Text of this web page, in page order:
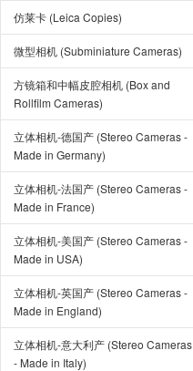
仿莱卡 (Leica Copies)
微型相机 (Subminiature Cameras)
方镜箱和中幅皮腔相机 (Box and
Rollfilm Cameras)
立体相机-德国产 (Stereo Cameras -
Made in Germany)
立体相机-法国产 (Stereo Cameras -
Made in France)
立体相机-美国产 (Stereo Cameras -
Made in USA)
立体相机-英国产 (Stereo Cameras -
Made in England)
立体相机-意大利产 (Stereo Cameras
- Made in Italy)